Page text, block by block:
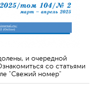
и очередной
со статьями
"Свежий номер"